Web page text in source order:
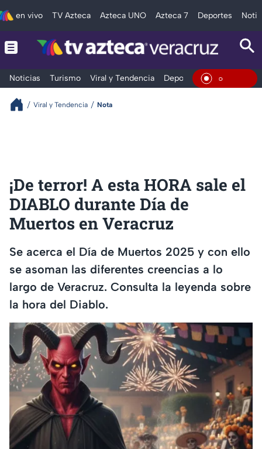
en vivo TV Azteca Azteca UNO Azteca 7 Deportes
Noticias Turismo Viral y Tendencia Deportes Espectáculos
En
Viral y Tendencia Nota
¡De terror! A esta HORA sale el
DIABLO durante Día de
Muertos en Veracruz
Se acerca el Día de Muertos 2025 y con ello
se asoman las diferentes creencias a lo
largo de Veracruz. Consulta la leyenda sobre
la hora del Diablo.